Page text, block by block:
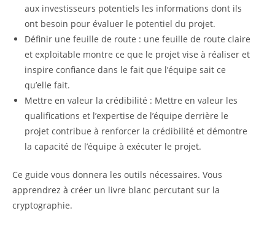
aux investisseurs potentiels les informations dont ils
ont besoin pour évaluer le potentiel du projet.
Définir une feuille de route : une feuille de route claire
et exploitable montre ce que le projet vise à réaliser et
inspire confiance dans le fait que l’équipe sait ce
qu’elle fait.
Mettre en valeur la crédibilité : Mettre en valeur les
qualifications et l’expertise de l’équipe derrière le
projet contribue à renforcer la crédibilité et démontre
la capacité de l’équipe à exécuter le projet.
Ce guide vous donnera les outils nécessaires. Vous
apprendrez à créer un livre blanc percutant sur la
cryptographie.